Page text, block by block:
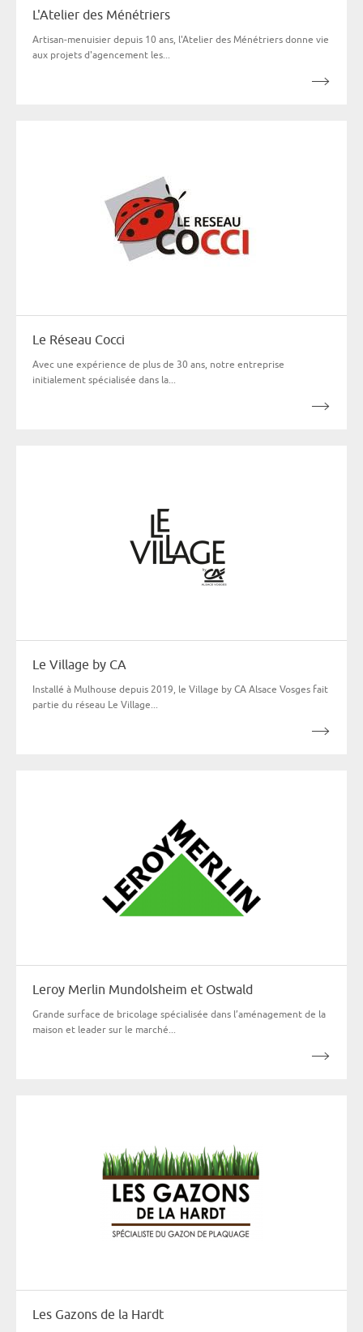
L'Atelier des Ménétriers
Artisan-menuisier depuis 10 ans, l'Atelier des Ménétriers donne vie
aux projets d'agencement les...
Le Réseau Cocci
Avec une expérience de plus de 30 ans, notre entreprise
initialement spécialisée dans la...
Le Village by CA
Installé à Mulhouse depuis 2019, le Village by CA Alsace Vosges fait
partie du réseau Le Village...
Leroy Merlin Mundolsheim et Ostwald
Grande surface de bricolage spécialisée dans l’aménagement de la
maison et leader sur le marché...
Les Gazons de la Hardt